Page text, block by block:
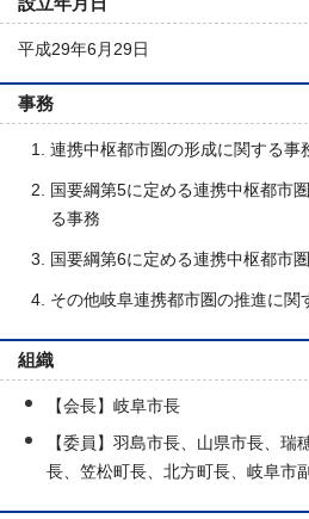
平成29年6月29日
事務
連携中枢都市圏の形成に関する事
国要綱第5に定める連携中枢都市
る事務
国要綱第6に定める連携中枢都市
その他岐阜連携都市圏の推進に関
組織
【会長】岐阜市長
【委員】羽島市長、山県市長、瑞
長、笠松町長、北方町長、岐阜市